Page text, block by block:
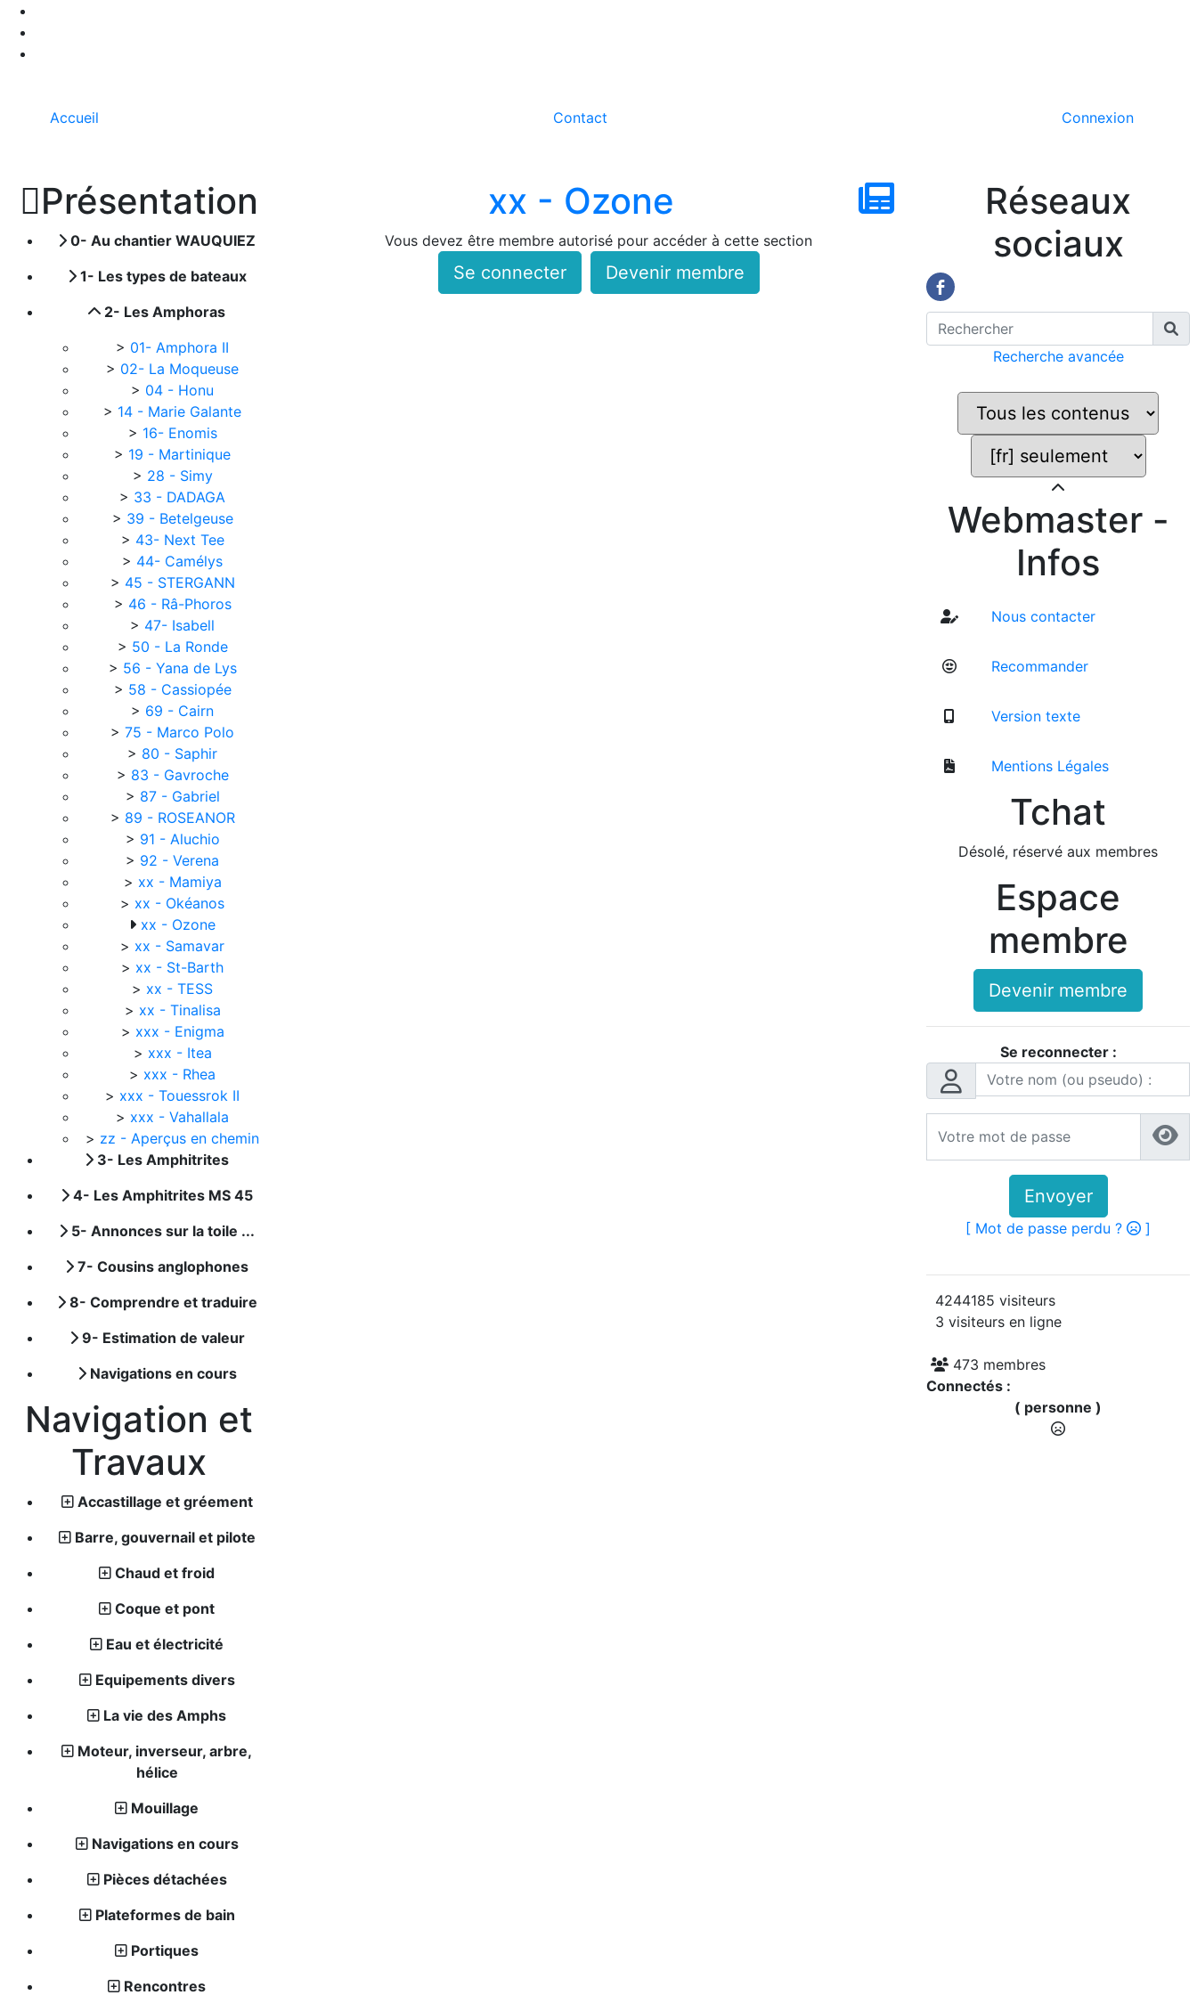
Accueil Contact Connexion
Présentation
0- Au chantier WAUQUIEZ
1- Les types de bateaux
2- Les Amphoras
> 01- Amphora II
> 02- La Moqueuse
> 04 - Honu
> 14 - Marie Galante
> 16- Enomis
> 19 - Martinique
> 28 - Simy
> 33 - DADAGA
> 39 - Betelgeuse
> 43- Next Tee
> 44- Camélys
> 45 - STERGANN
> 46 - Râ-Phoros
> 47- Isabell
> 50 - La Ronde
> 56 - Yana de Lys
> 58 - Cassiopée
> 69 - Cairn
> 75 - Marco Polo
> 80 - Saphir
> 83 - Gavroche
> 87 - Gabriel
> 89 - ROSEANOR
> 91 - Aluchio
> 92 - Verena
> xx - Mamiya
> xx - Okéanos
xx - Ozone
> xx - Samavar
> xx - St-Barth
> xx - TESS
> xx - Tinalisa
> xxx - Enigma
> xxx - Itea
> xxx - Rhea
> xxx - Touessrok II
> xxx - Vahallala
> zz - Aperçus en chemin
3- Les Amphitrites
4- Les Amphitrites MS 45
5- Annonces sur la toile ...
7- Cousins anglophones
8- Comprendre et traduire
9- Estimation de valeur
Navigations en cours
Navigation et
Travaux
Accastillage et gréement
Barre, gouvernail et pilote
Chaud et froid
Coque et pont
Eau et électricité
Equipements divers
La vie des Amphs
Moteur, inverseur, arbre,
hélice
Mouillage
Navigations en cours
Pièces détachées
Plateformes de bain
Portiques
Rencontres
xx - Ozone
Vous devez être membre autorisé pour accéder à cette section
Se connecter Devenir membre
Réseaux
sociaux
Recherche avancée
Webmaster -
Infos
Nous contacter
Recommander
Version texte
Mentions Légales
Tchat
Désolé, réservé aux membres
Espace
membre
Devenir membre
Se reconnecter :
Envoyer
[ Mot de passe perdu ? ]
4244185 visiteurs
3 visiteurs en ligne
473 membres
Connectés :
( personne )